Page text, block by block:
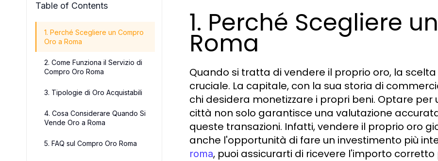
Table of Contents
1. Perché Scegliere un Compro
Oro a Roma
2. Come Funziona il Servizio di
Compro Oro Roma
3. Tipologie di Oro Acquistabili
4. Cosa Considerare Quando Si
Vende Oro a Roma
5. FAQ sul Compro Oro Roma
1. Perché Scegliere
Roma
Quando si tratta di vendere il proprio oro, la
cruciale. La capitale, con la sua storia di
chi desidera monetizzare i propri beni. Optare
città non solo garantisce una valutazione
queste transazioni. Infatti, vendere il proprio oro
anche l'opportunità di fare un investimento più
roma, puoi assicurarti di ricevere l'importo corretto